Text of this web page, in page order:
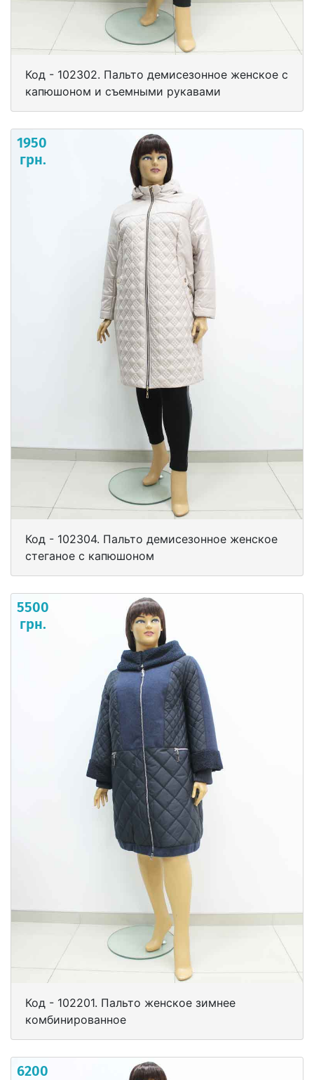
Код - 102302. Пальто демисезонное женское с
капюшоном и съемными рукавами
1950
грн.
Код - 102304. Пальто демисезонное женское
стеганое с капюшоном
5500
грн.
Код - 102201. Пальто женское зимнее
комбинированное
6200